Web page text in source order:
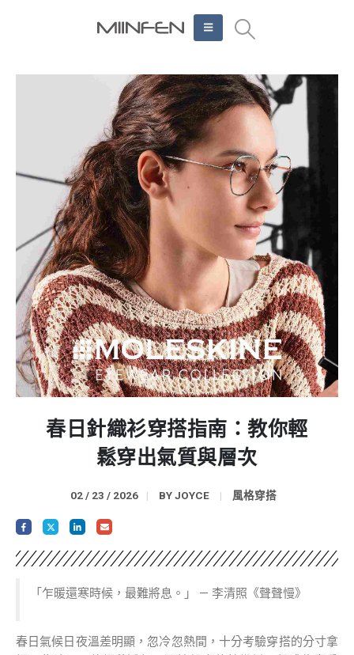
春日針織衫穿搭指南：教你輕
鬆穿出氣質與層次
02 / 23 / 2026 BY JOYCE 風格穿搭
「乍暖還寒時候，最難將息。」 — 李清照《聲聲慢》
春日氣候日夜溫差明顯，忽冷忽熱間，十分考驗穿搭的分寸拿